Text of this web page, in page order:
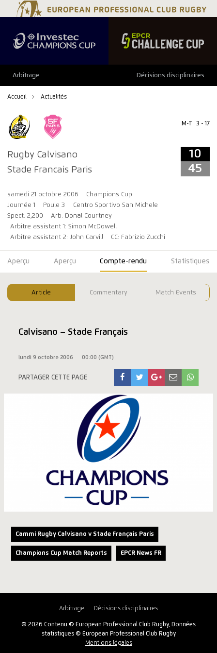
Arbitrage Décisions disciplinaires
Accueil Actualités
Rugby Calvisano
Stade Francais Paris
M-T 3 - 17
10
45
samedi 21 octobre 2006
Champions Cup
Journée 1
Poule 3
Centro Sportivo San Michele
Spect: 2,200
Arb: Donal Courtney
Arbitre assistant 1: Simon McDowell
Arbitre assistant 2: John Carvill
CC: Fabrizio Zucchi
10 45
Aperçu Aperçu Compte-rendu Statistiques
Article Commentary Match Events
Calvisano – Stade Français
lundi 9 octobre 2006 00:00 (GMT)
PARTAGER CETTE PAGE
Cammi Rugby Calvisano v Stade Français Paris
Champions Cup Match Reports EPCR News FR
Arbitrage Décisions disciplinaires
© 2026 Contenu © European Professional Club Rugby, Données
statistiques © European Professional Club Rugby
Mentions légales